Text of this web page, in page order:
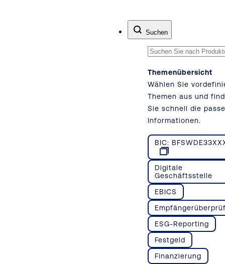
Suchen
Themenübersicht
Wählen Sie
Themen aus und
Sie schnell die
Informationen.
BIC:
Digitale
Geschäftsstelle
EBICS
ESG-Reporting
Festgeld
Finanzierung